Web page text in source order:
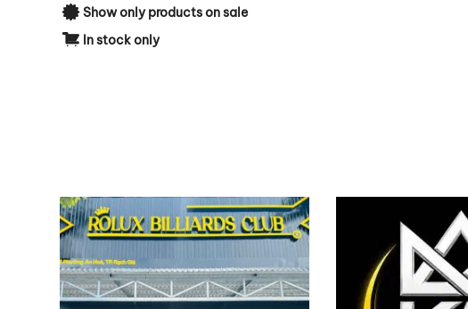
Show only products on sale
In stock only